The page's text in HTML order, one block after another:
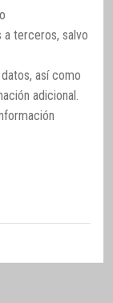
a terceros, salvo
así como
adicional.